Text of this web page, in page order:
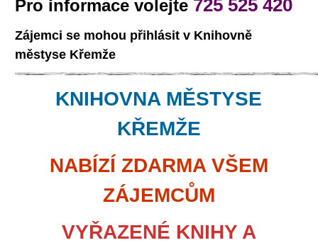
Pro informace volejte 725 525 420
Zájemci se mohou přihlásit v Knihovně
městyse Křemže
KNIHOVNA MĚSTYSE
KŘEMŽE
NABÍZÍ ZDARMA VŠEM
ZÁJEMCŮM
VYŘAZENÉ KNIHY A